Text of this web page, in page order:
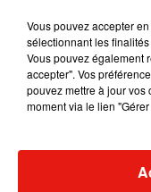
7
Vous pouvez accepter
sélectionnant les
Vous pouvez également
accepter". Vos
pouvez mettre à jour vos
moment via le lien